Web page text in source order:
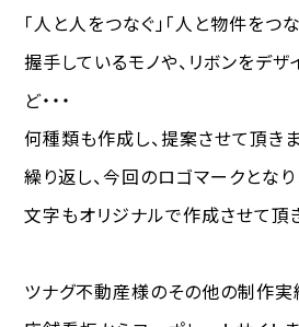
「人と人をつなぐ」「人と物件をつ
握手しているモノや、リボンをデ
ど・・・
何種類も作成し、提案させて頂き
繰り返し、今回のロゴマークとなり
文字もオリジナルで作成させて頂
ツナグ不動産様のその他の制作実